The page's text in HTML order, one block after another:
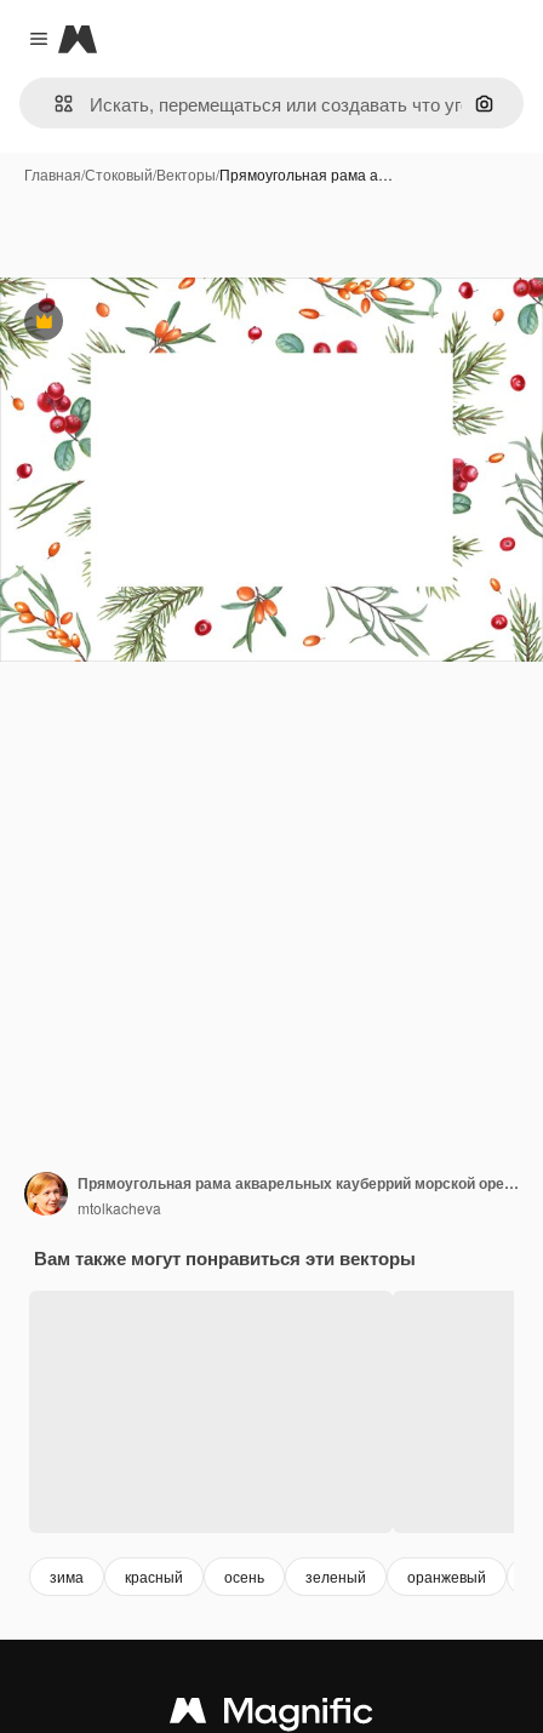
Close menu
Magnific
Поиск
Главная/Стоковый/Векторы/Прямоугольная рама а…
Премиум
Прямоугольная рама акварельных кауберрий морской орех ель ветвь осенние зрелые ягоды ручная иллюстрация для дизайна открытки приглашение приветствие пустое место для текста
mtolkacheva
Вам также могут понравиться эти векторы
зима красный осень зеленый оранжевый